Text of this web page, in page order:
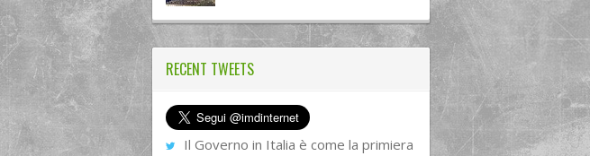
RECENT TWEETS
Il Governo in Italia è come la primiera